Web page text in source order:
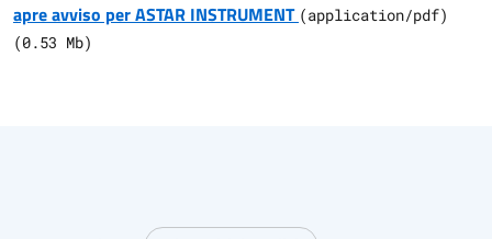
apre avviso per ASTAR INSTRUMENT (application/pdf)
(0.53 Mb)